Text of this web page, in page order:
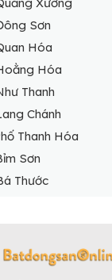
Phúc
Sơn
Hóa
Hóa
Thanh
Chánh
Thanh Hóa
Sơn
Thước